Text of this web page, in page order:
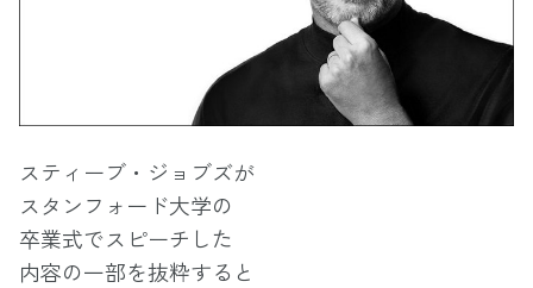
スティーブ・ジョブズが
スタンフォード大学の
卒業式でスピーチした
内容の一部を抜粋すると